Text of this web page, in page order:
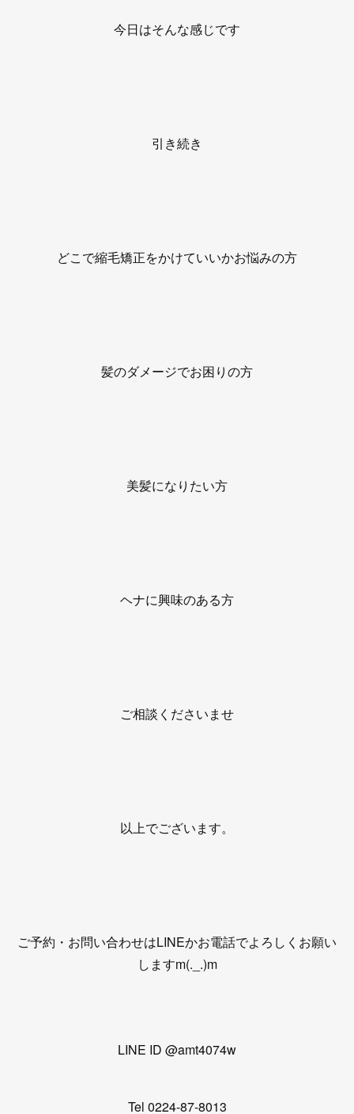
今日はそんな感じです
引き続き
どこで縮毛矯正をかけていいかお悩みの方
髪のダメージでお困りの方
美髪になりたい方
ヘナに興味のある方
ご相談くださいませ
以上でございます。
ご予約・お問い合わせはLINEかお電話でよろしくお願い
しますm(._.)m
LINE ID @amt4074w
Tel 0224-87-8013